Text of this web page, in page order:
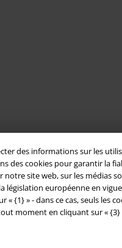
des informations sur les
des cookies pour garantir la
site web, sur les médias
législation européenne en
{1} » - dans ce cas, seuls les
moment en cliquant sur «